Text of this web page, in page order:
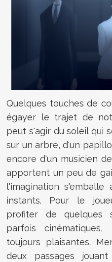
Quelques touches de
égayer le trajet de
peut s'agir du soleil qui
sur un arbre, d'un
encore d'un musicien
apportent un peu de
l'imagination s'emballe
instants. Pour le
profiter de quelques
parfois cinématiques,
toujours plaisantes.
deux passages